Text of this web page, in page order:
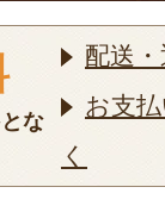
な
配送
お支
く